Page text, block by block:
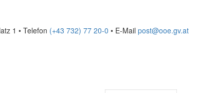
1 • Telefon (+43 732) 77 20-0 • E-Mail post@ooe.gv.at